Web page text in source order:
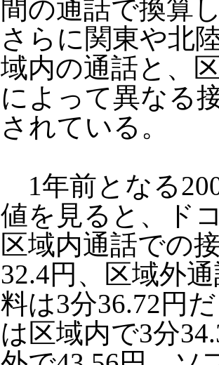
間の通話で換算
さらに関東や北
域内の通話と、
によって異なる
されている。
1年前となる
値を見ると、ド
区域内通話での
32.4円、区域外
料は3分36.72円
は区域内で3分